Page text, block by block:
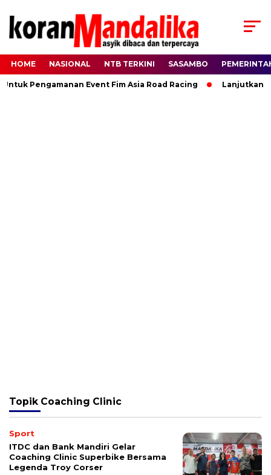
HOME NASIONAL NTB TERKINI SASAMBO
Pengamanan Event Fim Asia Road Racing Lanjutkan
Topik Coaching Clinic
Sport
ITDC dan Bank Mandiri Gelar
Coaching Clinic Superbike Bersama
Legenda Troy Corser